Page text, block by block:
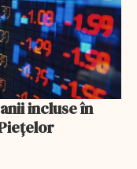
incluse în